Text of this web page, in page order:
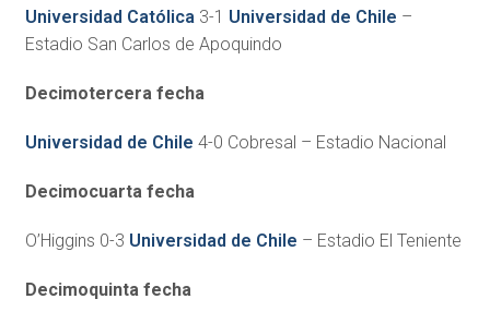
Universidad Católica3-1 Universidad de Chile –
Estadio San Carlos de Apoquindo
Decimotercera fecha
Universidad de Chile 4-0 Cobresal – Estadio Nacional
Decimocuarta fecha
O’Higgins 0-3 Universidad de Chile – Estadio El Teniente
Decimoquinta fecha